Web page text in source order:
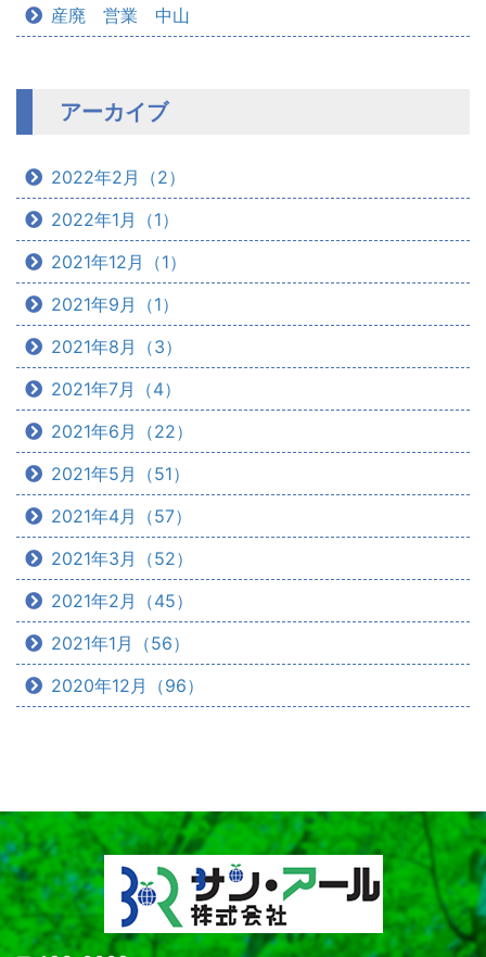
産廃 営業 中山
アーカイブ
2022年2月（2）
2022年1月（1）
2021年12月（1）
2021年9月（1）
2021年8月（3）
2021年7月（4）
2021年6月（22）
2021年5月（51）
2021年4月（57）
2021年3月（52）
2021年2月（45）
2021年1月（56）
2020年12月（96）